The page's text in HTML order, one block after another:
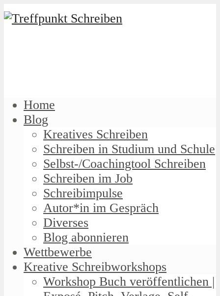
Home
Blog
Kreatives Schreiben
Schreiben in Studium und Schule
Selbst-/Coachingtool Schreiben
Schreiben im Job
Schreibimpulse
Autor*in im Gespräch
Diverses
Blog abonnieren
Wettbewerbe
Kreative Schreibworkshops
Workshop Buch veröffentlichen |